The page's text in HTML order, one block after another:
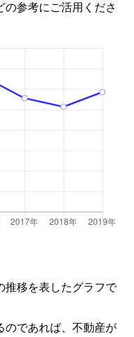
参考にご活用くださ
推移を表したグラフで
のであれば、不動産が